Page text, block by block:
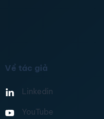
Về tác giả
Linkedin
YouTube